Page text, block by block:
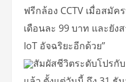
ฟรีกล้อง CCTV เมื่อสมัค
เดือนละ 99 บาท และยั
IoT อัจฉริยะอีกด้วย”
สัมผัสชีวิตระดับโปรกับ